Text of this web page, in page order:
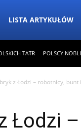
LISTA ARTYKUŁÓW
TATR POLSCY
z Łodzi – robotnicy, bunt
Łodzi